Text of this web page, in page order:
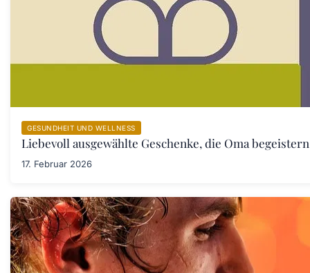
GESUNDHEIT UND WELLNESS
Liebevoll ausgewählte Geschenke, die Oma
17. Februar 2026